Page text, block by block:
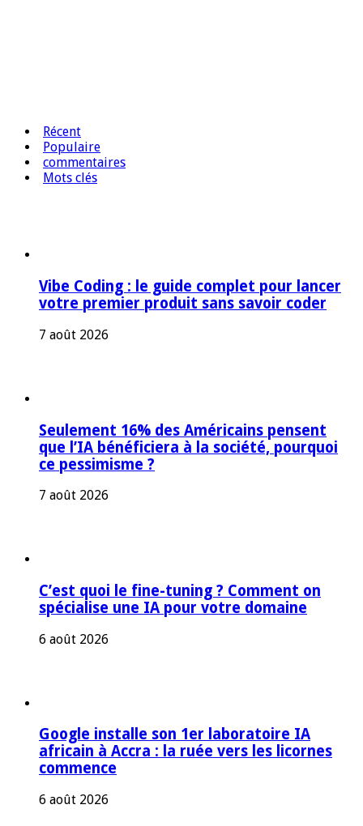
Récent
Populaire
commentaires
Mots clés
Vibe Coding : le guide complet pour lancer
votre premier produit sans savoir coder
7 août 2026
Seulement 16% des Américains pensent
que l’IA bénéficiera à la société, pourquoi
ce pessimisme ?
7 août 2026
C’est quoi le fine-tuning ? Comment on
spécialise une IA pour votre domaine
6 août 2026
Google installe son 1er laboratoire IA
africain à Accra : la ruée vers les licornes
commence
6 août 2026